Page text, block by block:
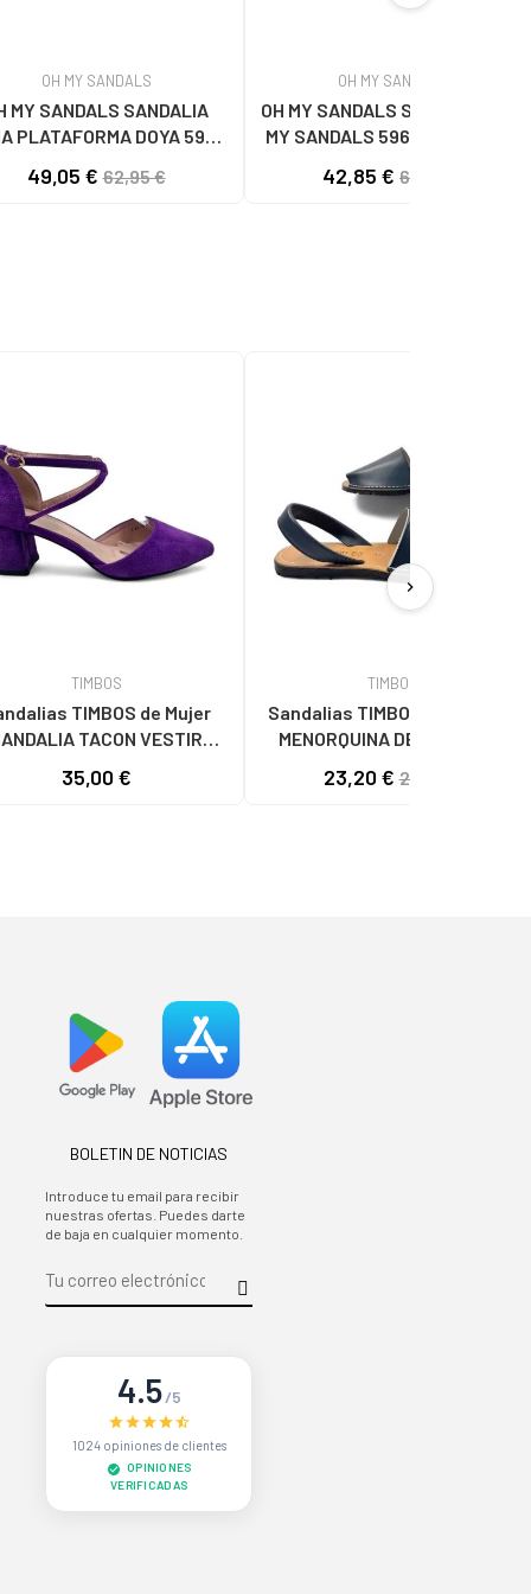
OH MY SANDALS
MY SANDALS SANDALIA
PLATAFORMA DOYA 5993
49,05 €62,95 €
OH MY SANDALS
OH MY SANDALS SANDALIAS OH
MY SANDALS 5961-DO90 DOYA
42,85 € 62,95 €
TIMBOS
TIMBOS de Mujer
TACON VESTIR
35,00 €
TIMBOS
Sandalias TIMBOS de Hombre
MENORQUINA DE PIEL PARA
23,20 €29,00 €
chevron_right
BOLETIN DE NOTICIAS
Introduce tu email para recibir
nuestras ofertas. Puedes darte
de baja en cualquier momento.
4.5/5
1024 opiniones de clientes
OPINIONES
VERIFICADAS